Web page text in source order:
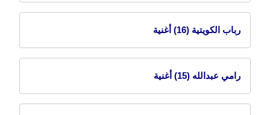
رباب الكويتية (16) أغنية
رامي عبدالله (15) أغنية